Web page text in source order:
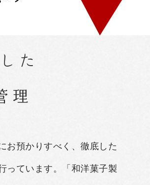
し た
理
お預かりすべく、徹底した
っています。「和洋菓子製